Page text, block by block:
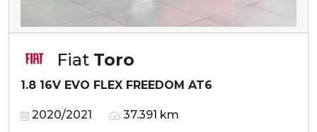
Fiat Toro
1.8 16V EVO FLEX FREEDOM AT6
2020/2021 37.391 km